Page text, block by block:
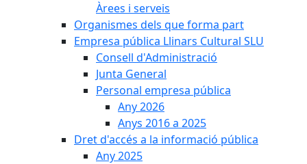
Àrees i serveis
Organismes dels que forma part
Empresa pública Llinars Cultural SLU
Consell d'Administració
Junta General
Personal empresa pública
Any 2026
Anys 2016 a 2025
Dret d'accés a la informació pública
Any 2025